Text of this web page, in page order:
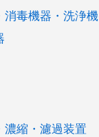
消毒機器・洗浄機
濃縮・濾過装置